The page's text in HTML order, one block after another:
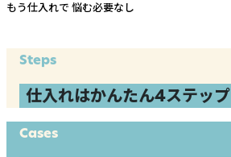
もう仕入れで 悩む必要なし
Steps
仕入れはかんたん4ステップ
Cases